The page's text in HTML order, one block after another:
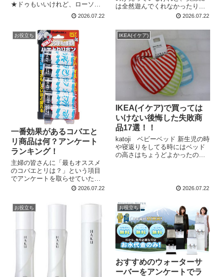
★ドゥもいいけれど、ローソン
ストア100だって負けていない！
100円ローソンは他の100円ショ
ているのも利点ですよね！ ロー
2026.07.22
は全然遊んでくれなかったりす
るんですよね～ 赤ちゃんの個人
躍してくれるおもちゃは何なん
でしょう？ 現役のママ３０人に
「我が家で役に立った１歳児
2026.07.22
お役立ち
一番効果があるコバエと
リ商品は何？アンケート
ランキング！
主婦の皆さんに「最もオススメ
のコバエとリは？」という項目
でアンケートを取らせていただ
きました。 体験談や使う上での
＾＾ 「ProBusterプロ仕様業務
2026.07.22
IKEA(イケア)
IKEA(イケア)で買っては
いけない後悔した失敗商
品17選！！
katoji ベビーベッド 新生児の時
や寝返りをしてる時にはベッド
の高さはちょうどよかったので
よりも下になるので危なかった
2026.07.22
お役立ち お役立ち
おすすめのウォーターサ
ーバーをアンケートでラ